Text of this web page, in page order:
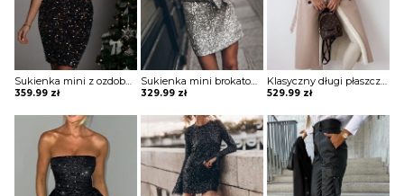
Sukienka mini z ozdobnymi pagonami Rosia
359.99 zł
Sukienka mini brokatowa Eric
329.99 zł
Klasyczny długi płaszcz z futrem i paskiem Sherri
529.99 zł